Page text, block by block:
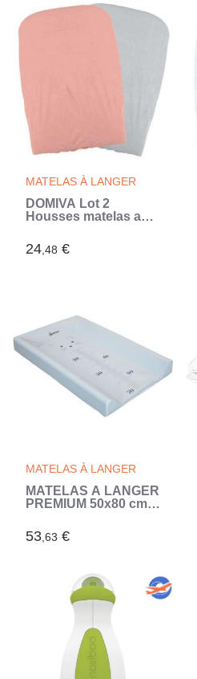
MATELAS À LANGER
DOMIVA Lot 2
Housses matelas a
oeko-Tex -
Peche/Perle - 50 x 75
24,48 €
MATELAS À LANGER
MATELAS A LANGER
PREMIUM 50x80 cm
53,63 €